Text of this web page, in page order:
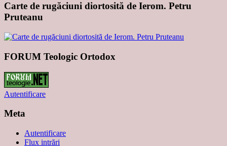
Carte de rugăciuni diortosită de Ierom. Petru
Pruteanu
FORUM Teologic Ortodox
Autentificare
Meta
Autentificare
Flux intrări